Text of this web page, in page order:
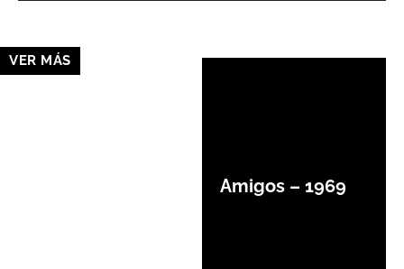
VER MÁS
Amigos – 1969